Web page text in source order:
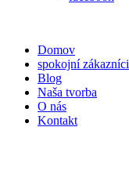
Domov
spokojní zákazníci
Blog
Naša tvorba
O nás
Kontakt